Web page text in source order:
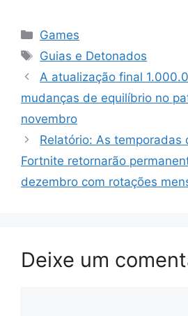
Categorias
Games
Tags
Guias e Detonados
A atualização final
mudanças de equilíbrio no
novembro
Relatório: As temporadas
Fortnite retornarão
dezembro com rotações
Deixe um